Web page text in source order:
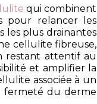
qui combinent
pour relancer les
les plus drainantes
cellulite fibreuse,
restant attentif au
et amplifier la
associée à un
fermeté du derme